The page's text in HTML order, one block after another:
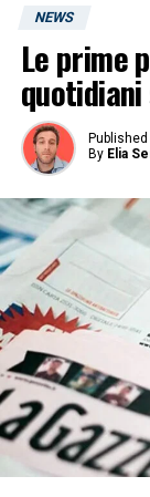
NEWS
Le prime
Published
By Elia